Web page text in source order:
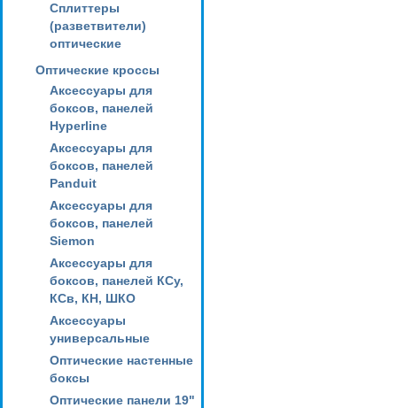
Сплиттеры
(разветвители)
оптические
Оптические кроссы
Аксессуары для
боксов, панелей
Hyperline
Аксессуары для
боксов, панелей
Panduit
Аксессуары для
боксов, панелей
Siemon
Аксессуары для
боксов, панелей КСу,
КСв, КН, ШКО
Аксессуары
универсальные
Оптические настенные
боксы
Оптические панели 19"